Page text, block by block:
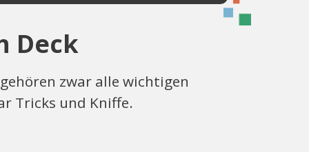
Deck
zwar alle wichtigen
Tricks und Kniffe.